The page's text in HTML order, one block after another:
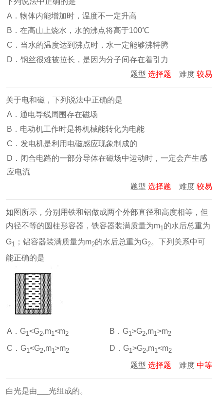
A．物体内能增加时，温度不一定升高
B．在高山上烧水，水的沸点将高于100℃
C．当水的温度达到沸点时，水一定能够沸特腾
D．钢丝很难被拉长，是因为分子间存在着引力
题型 选择题 难度 较易
关于电和磁，下列说法中正确的是
A．通电导线周围存在磁场
B．电动机工作时是将机械能转化为电能
C．发电机是利用电磁感应现象制成的
D．闭合电路的一部分导体在磁场中运动时，一定会产生感
应电流
题型 选择题 难度 较易
如图所示，分别用铁和铝做成两个外部直径和高度相等，但
内径不等的圆柱形容器，铁容器装满质量为m1的水后总重为
G1 ；铝容器装满质量为m2的水后总重为G2。下列关系中可
能正确的是
A．G1<G2,m1<m2 B．G1>G2,m1>m2
C．G1<G2,m1>m2 D．G1>G2,m1<m2
题型 选择题 难度 中等
白光是由
光组成的。